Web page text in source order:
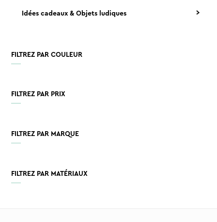
Idées cadeaux & Objets ludiques
FILTREZ PAR COULEUR
FILTREZ PAR PRIX
FILTREZ PAR MARQUE
FILTREZ PAR MATÉRIAUX